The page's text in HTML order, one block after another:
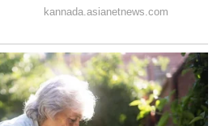
ಒತ್ತಾಯಿಸಿದ್ದಾರೆ.